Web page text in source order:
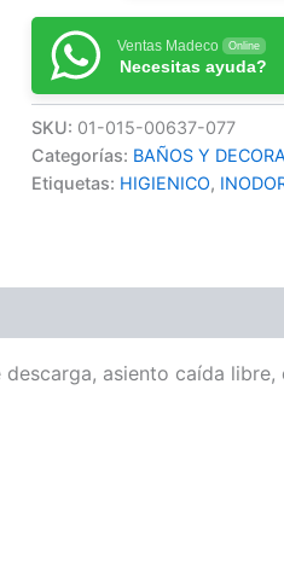
Ventas Madeco Online
Necesitas ayuda?
SKU: 01-015-00637-077
Categorías: BAÑOS Y
Etiquetas: HIGIENICO,
asiento caída